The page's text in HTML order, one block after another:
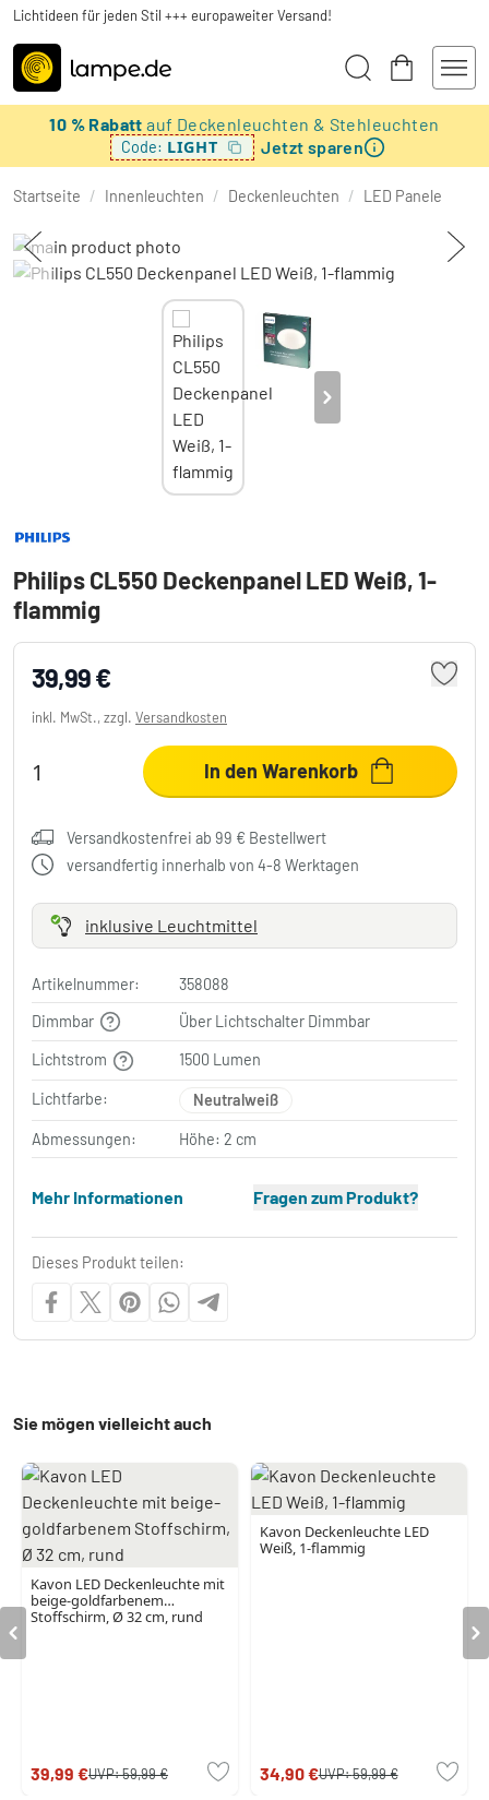
Lichtideen für jeden Stil +++ europaweiter Versand!
10 % Rabattauf Deckenleuchten & Stehleuchten
Code: LIGHT Jetzt sparen
Startseite / Innenleuchten / Deckenleuchten / LED Panele
Philips CL550 Deckenpanel LED Weiß, 1-
flammig
39,99 €
inkl. MwSt., zzgl. Versandkosten
In den Warenkorb
Versandkostenfrei ab 99 € Bestellwert
versandfertig innerhalb von 4-8 Werktagen
inklusive Leuchtmittel
Artikelnummer:
358088
Dimmbar
Über Lichtschalter Dimmbar
Lichtstrom 1500 Lumen
Lichtfarbe: Neutralweiß
Abmessungen: Höhe: 2 cm
Mehr Informationen Fragen zum Produkt?
Dieses Produkt teilen:
Sie mögen vielleicht auch
Kavon LED Deckenleuchte mit
beige-goldfarbenem
Stoffschirm, Ø 32 cm, rund
39,99 €UVP:59,99 €
Kavon Deckenleuchte LED
Weiß, 1-flammig
34,90 €UVP:59,99 €